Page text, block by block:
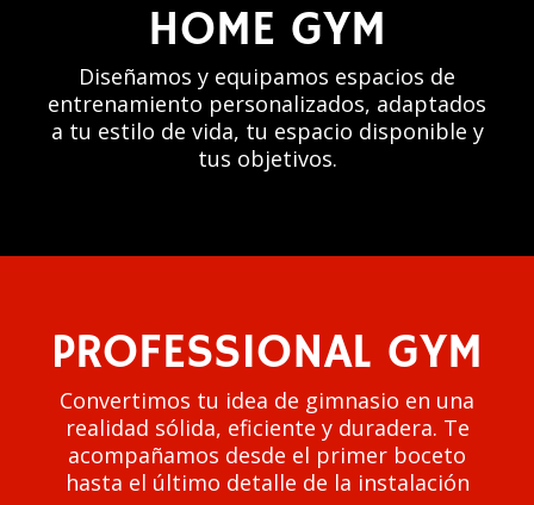
HOME GYM
Diseñamos y equipamos espacios de
entrenamiento personalizados, adaptados
a tu estilo de vida, tu espacio disponible y
tus objetivos.
PROFESSIONAL GYM
Convertimos tu idea de gimnasio en una
realidad sólida, eficiente y duradera. Te
acompañamos desde el primer boceto
hasta el último detalle de la instalación